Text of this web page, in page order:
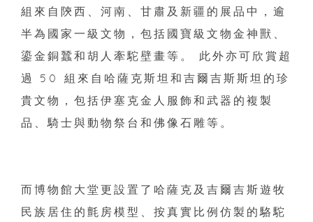
組來自陝西、河南、甘肅及新疆的展品中，逾
半為國家一級文物， 包括國寶級文物金神獸、
鎏金銅蠶和胡人牽駝壁畫等。 此外亦可欣賞超
過 50 組來自哈薩克斯坦和吉爾吉斯斯坦的珍
貴文物， 包括伊塞克金人服飾和武器的複製
品、 騎士與動物祭台和佛像石雕等。
而博物館大堂更設置了哈薩克及吉爾吉斯遊牧
民族居住的氈房模型、 按真實比例仿製的駱駝